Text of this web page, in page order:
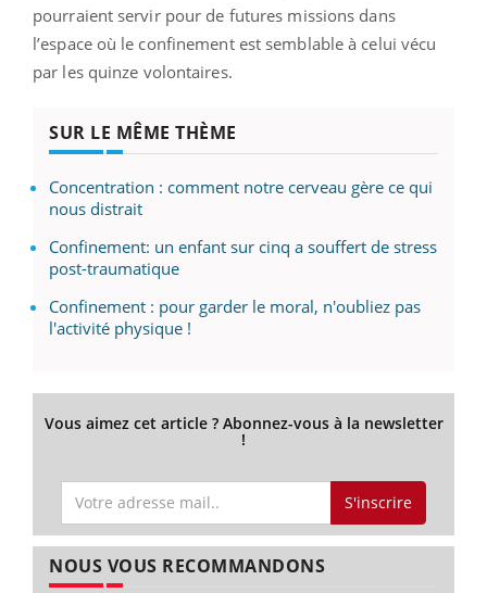
pourraient servir pour de futures missions dans
l’espace où le confinement est semblable à celui vécu
par les quinze volontaires.
SUR LE MÊME THÈME
Concentration : comment notre cerveau gère ce qui
nous distrait
Confinement: un enfant sur cinq a souffert de stress
post-traumatique
Confinement : pour garder le moral, n'oubliez pas
l'activité physique !
Vous aimez cet article ? Abonnez-vous à la newsletter
!
S'inscrire
NOUS VOUS RECOMMANDONS